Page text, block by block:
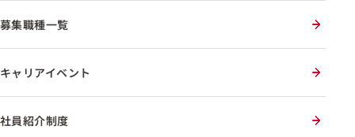
募集職種一覧
キャリアイベント
社員紹介制度